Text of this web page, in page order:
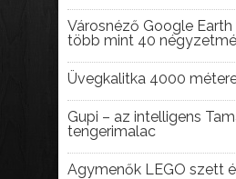
Városnéző Google Earth
több mint 40
Üvegkalitka 4000
Gupi – az intelligens
tengerimalac
Agymenők LEGO szett